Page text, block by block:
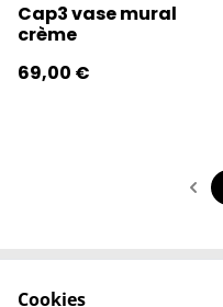
Cap3 vase mural
crème
69,00 €
Cookies